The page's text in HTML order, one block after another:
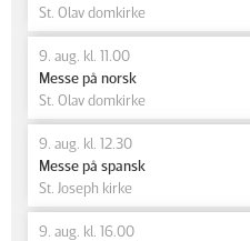
St. Olav domkirke
9. aug. kl. 11.00
Messe på norsk
St. Olav domkirke
9. aug. kl. 12.30
Messe på spansk
St. Joseph kirke
9. aug. kl. 16.00